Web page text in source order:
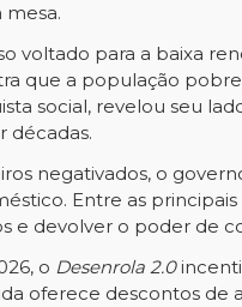
mesa.
voltado para a baixa
que a população
social, revelou seu
décadas.
negativados, o
Entre as
e devolver o poder de
o Desenrola 2.0
oferece descontos